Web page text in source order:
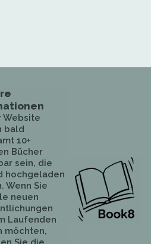
Website
bald
10+
Bücher
sein, die
hochgeladen
Wenn Sie
neuen
Laufenden
möchten,